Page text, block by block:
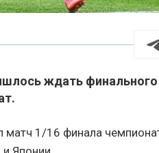
ждать
матч 1/16 финала